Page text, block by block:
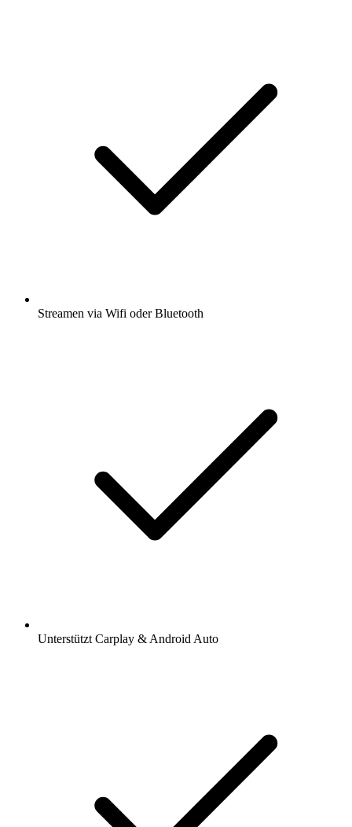
Streamen via Wifi oder Bluetooth
Unterstützt Carplay & Android Auto